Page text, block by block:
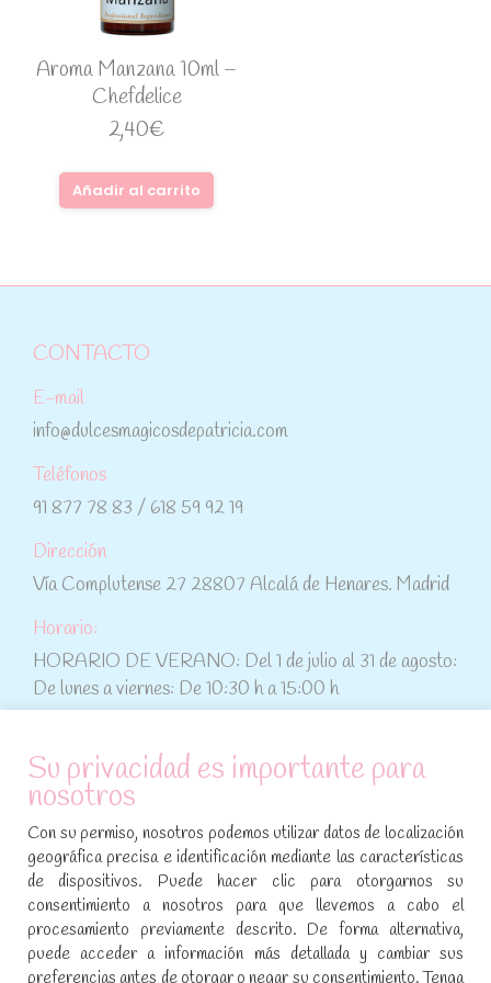
Aroma Manzana 10ml –
Chefdelice
2,40€
Añadir al carrito
CONTACTO
E-mail
info@dulcesmagicosdepatricia.com
Teléfonos
91 877 78 83 / 618 59 92 19
Dirección
Vía Complutense 27 28807 Alcalá de Henares. Madrid
Horario:
HORARIO DE VERANO: Del 1 de julio al 31 de agosto:
De lunes a viernes: De 10:30 h a 15:00 h
ATENCIÓN AL CLIENTE
Condiciones de compra
Aviso legal y política de privacidad
Política de cookies
SÍGUENOS EN REDES SOCIALES
Su privacidad es importante para
nosotros
Con su permiso, nosotros podemos utilizar datos de localización
geográfica precisa e identificación mediante las características
de dispositivos. Puede hacer clic para otorgarnos su
consentimiento a nosotros para que llevemos a cabo el
procesamiento previamente descrito. De forma alternativa,
puede acceder a información más detallada y cambiar sus
preferencias antes de otorgar o negar su consentimiento. Tenga